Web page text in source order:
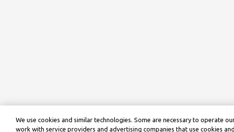
We use cookies and similar technologies. Some are necessary to operate
work with service providers and advertising companies that use cookies